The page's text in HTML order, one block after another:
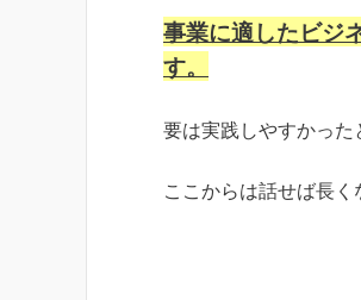
事業に適したビジ
す。
要は実践しやすかった
ここからは話せば長